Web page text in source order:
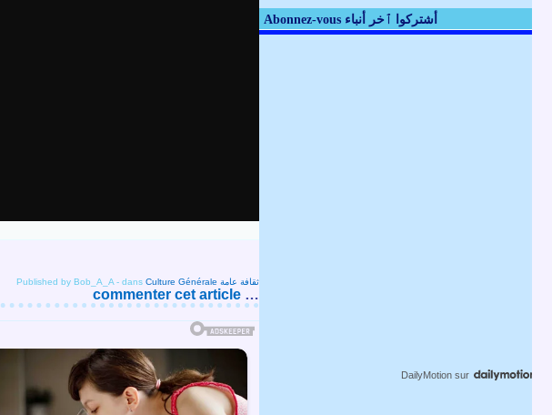
Published by Bob_A_A - dans Culture Générale ثقافة عامة
commenter cet article …
Abonnez-vous أشتركوا ٱخر أنباء
DailyMotion sur